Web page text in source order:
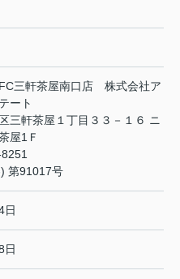
三軒茶屋南口店 株式会社ア
ート
三軒茶屋１丁目３３－１６ ニ
屋1Ｆ
第91017号
日
日